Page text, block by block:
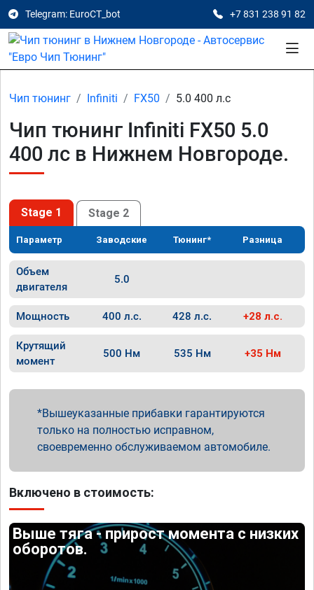
Telegram: EuroCT_bot +7 831 238 91 82
Чип тюнинг Infiniti FX50 5.0 400 л.с
Чип тюнинг Infiniti FX50 5.0
400 лс в Нижнем Новгороде.
Stage 1 Stage 2
Параметр Заводские Тюнинг* Разница
Объем
двигателя
5.0
Мощность 400 л.с. 428 л.с. +28 л.с.
Крутящий
момент
500 Нм 535 Нм +35 Нм
Вышеуказанные прибавки гарантируются
только на полностью исправном,
своевременно обслуживаемом автомобиле.
Включено в стоимость:
Выше тяга - прирост момента с низких
оборотов.